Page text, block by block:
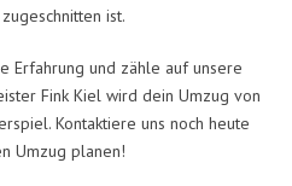
ist.
Erfahrung und zähle auf unsere
Fink Kiel wird dein Umzug von
Kontaktiere uns noch heute
Umzug planen!